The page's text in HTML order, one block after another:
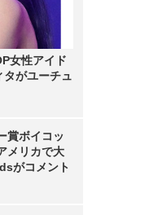
女性アイド
がユーチュ
賞ボイコッ
メリカで大
がコメント